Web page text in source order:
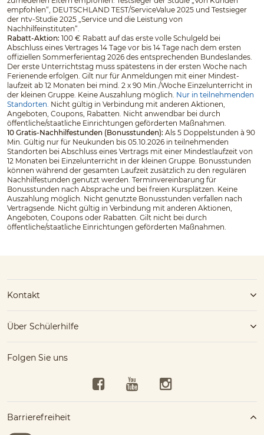
empfohlen“, DEUTSCHLAND TEST/ServiceValue 2025 und Testsieger
der ntv-Studie 2025 „Service und die Leistung von
Nachhilfeinstituten“.
Rabatt-Aktion: 100 € Rabatt auf das erste volle Schulgeld bei
Abschluss eines Vertrages 14 Tage vor bis 14 Tage nach dem ersten
offiziellen Sommerferientag 2026 des entsprechenden Bundeslandes.
Der erste Unterrichtstag muss spätestens in der ersten Woche nach
Ferienende erfolgen. Gilt nur für Anmeldungen mit einer Mindest­
laufzeit ab 12 Monaten bei mind. 2 x 90 Min./Woche Einzelunterricht in
der kleinen Gruppe. Keine Auszahlung möglich. Nur in teilnehmenden
Standorten. Nicht gültig in Verbindung mit anderen Aktionen,
Angeboten, Coupons, Rabatten. Nicht anwendbar bei durch
öffentliche/staatliche Einrichtungen geförderten Maßnahmen.
10 Gratis-Nachhilfestunden (Bonusstunden): Als 5 Doppelstunden à 90
Min. Gültig nur für Neukunden bis 05.10.2026 in teilnehmenden
Standorten bei Abschluss eines Vertrags mit einer Mindestlaufzeit von
12 Monaten bei Einzelunterricht in der kleinen Gruppe. Bonusstunden
können während der gesamten Laufzeit zusätzlich zu den regulären
Nachhilfestunden genutzt werden. Terminvereinbarung für
Bonusstunden nach Absprache und bei freien Kursplätzen. Keine
Auszahlung möglich. Nicht genutzte Bonusstunden verfallen nach
Vertragsende. Nicht gültig in Verbindung mit anderen Aktionen,
Angeboten, Coupons oder Rabatten. Gilt nicht bei durch
öffentliche/staatliche Einrichtungen geförderten Maßnahmen.
Kontakt
Über Schülerhilfe
Folgen Sie uns
FacebookYouTubeInstagram
Barrierefreiheit